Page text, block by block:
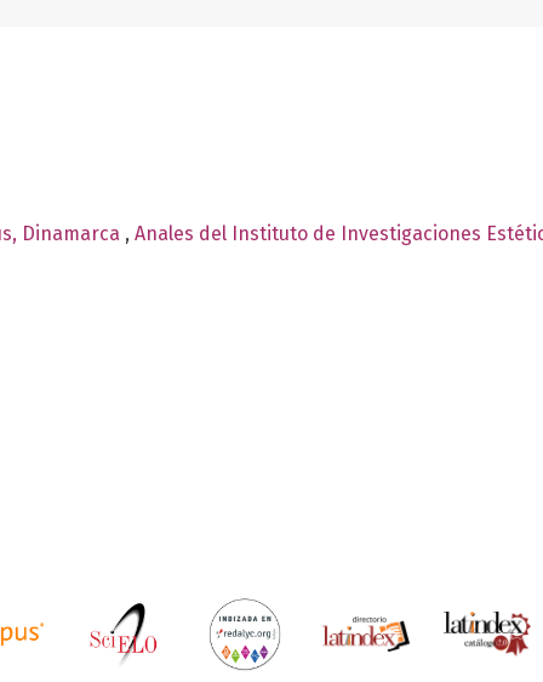
Dinamarca , Anales del Instituto de Investigaciones